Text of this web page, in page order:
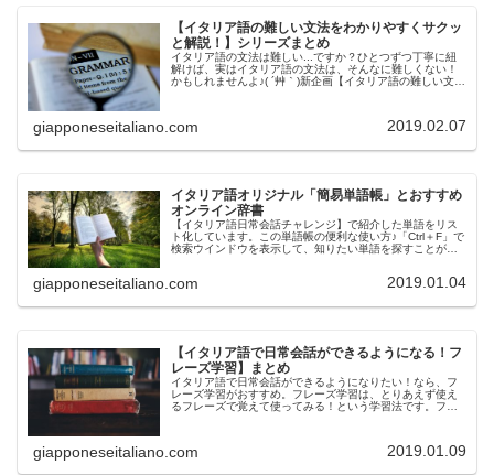
【イタリア語の難しい文法をわかりやすくサクッ
と解説！】シリーズまとめ
イタリア語の文法は難しい...ですか？ひとつずつ丁寧に紐
解けば、実はイタリア語の文法は、そんなに難しくない！
かもしれませんよ♪( ´艸｀)新企画【イタリア語の難しい文法
giapponeseitaliano.com 2019.02.07
イタリア語オリジナル「簡易単語帳」とおすすめ
オンライン辞書
【イタリア語日常会話チャレンジ】で紹介した単語をリス
ト化しています。この単語帳の便利な使い方♪「Ctrl＋F」で
検索ウインドウを表示して、知りたい単語を探すことがで
giapponeseitaliano.com 2019.01.04
【イタリア語で日常会話ができるようになる！フ
レーズ学習】まとめ
イタリア語で日常会話ができるようになりたい！なら、フ
レーズ学習がおすすめ。フレーズ学習は、とりあえず使え
るフレーズで覚えて使ってみる！という学習法です。フレ
giapponeseitaliano.com 2019.01.09